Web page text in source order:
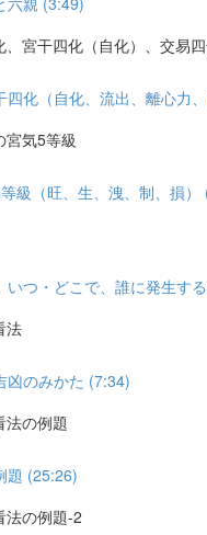
、宮干四化（自化）、交易
四化（自化、流出、離心力
宮気5等級
級（旺、生、洩、制、損）
いつ・どこで、誰に発生す
法
凶のみかた (7:34)
法の例題
題 (25:26)
法の例題-2